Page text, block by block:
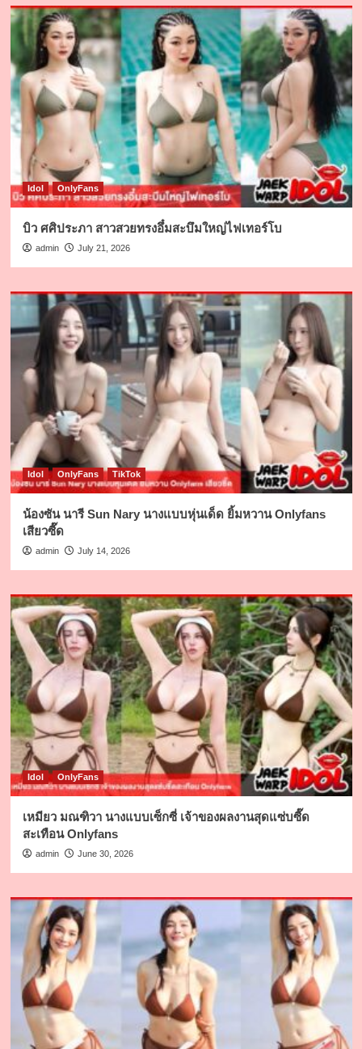
Idol OnlyFans
บิว ศศิประภา สาวสวยทรงอึ๋มสะบึมใหญ่ไฟเทอร์โบ
admin July 21, 2026
Idol OnlyFans TikTok
น้องซัน นารี Sun Nary นางแบบหุ่นเด็ด ยิ้มหวาน Onlyfans
เสียวซี๊ด
admin July 14, 2026
Idol OnlyFans
เหมียว มณฑิวา นางแบบเซ็กซี่ เจ้าของผลงานสุดแซ่บซี๊ด
สะเทือน Onlyfans
admin June 30, 2026